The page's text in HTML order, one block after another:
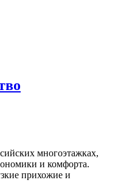
многоэтажках,
и комфорта.
прихожие и